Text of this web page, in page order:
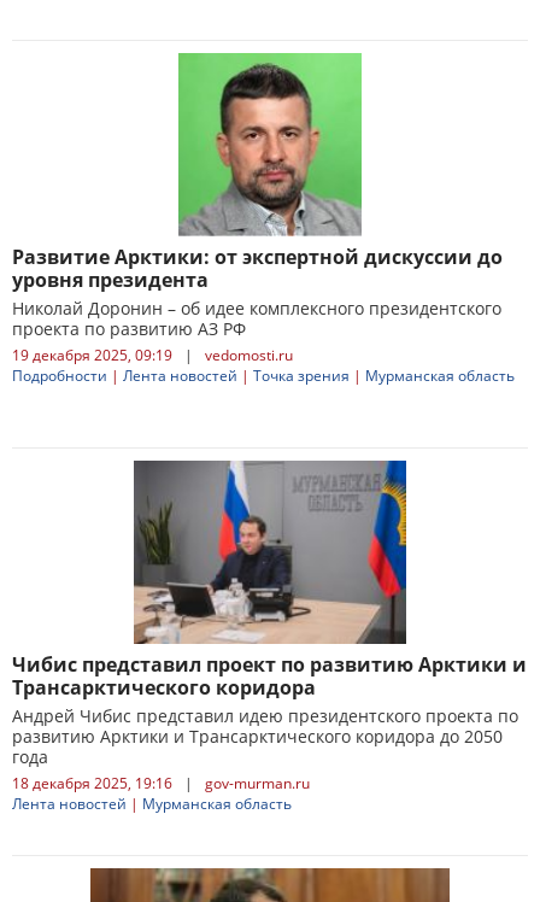
Развитие Арктики: от экспертной дискуссии до
уровня президента
Николай Доронин – об идее комплексного президентского
проекта по развитию АЗ РФ
19 декабря 2025, 09:19 |
vedomosti.ru
Подробности | Лента новостей | Точка зрения | Мурманская область
Чибис представил проект по развитию Арктики и
Трансарктического коридора
Андрей Чибис представил идею президентского проекта по
развитию Арктики и Трансарктического коридора до 2050
года
18 декабря 2025, 19:16 |
gov-murman.ru
Лента новостей | Мурманская область